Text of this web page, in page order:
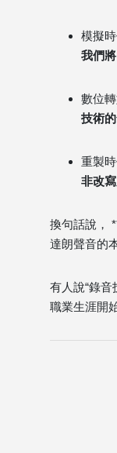
模擬時
我們
數位
技術
重製時
非改
換句話說，
達朗聲音的
有人說“錄音
職業生涯開